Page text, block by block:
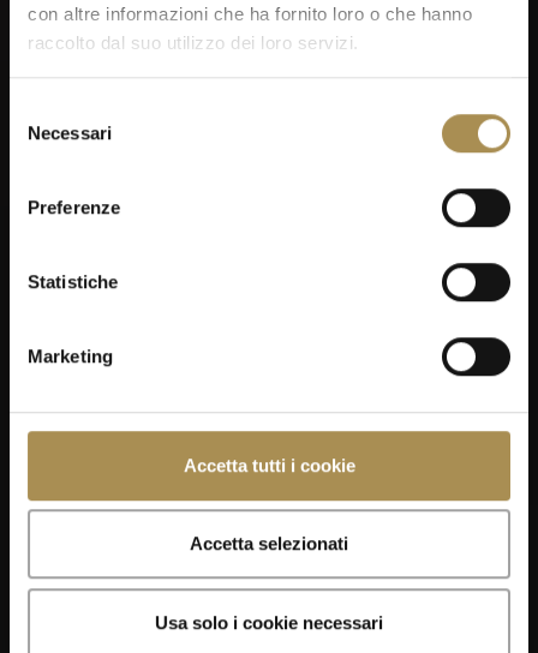
con altre informazioni che ha fornito loro o che hanno
raccolto dal suo utilizzo dei loro servizi.
delNecessari
Preferenze
Statistiche
Marketing
Accetta tutti i cookie
Accetta selezionati
Usa solo i cookie necessari